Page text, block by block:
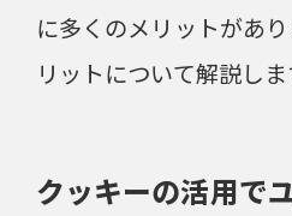
に多くのメリットがあ
リットについて解説しま
クッキーの活用で